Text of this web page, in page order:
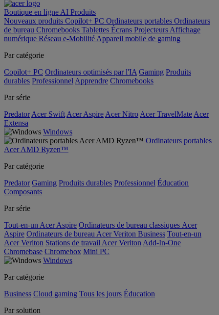
Boutique en ligne AI Produits
Nouveaux produits Copilot+ PC Ordinateurs portables Ordinateurs
de bureau Chromebooks Tablettes Écrans Projecteurs Affichage
numérique Réseau e-Mobilité Appareil mobile de gaming
Par catégorie
Copilot+ PC Ordinateurs optimisés par l'IA Gaming Produits
durables Professionnel Apprendre Chromebooks
Par série
Predator Acer Swift Acer Aspire Acer Nitro Acer TravelMate Acer
Extensa
Windows
Ordinateurs portables
Acer AMD Ryzen™
Par catégorie
Predator Gaming Produits durables Professionnel Éducation
Composants
Par série
Tout-en-un Acer Aspire Ordinateurs de bureau classiques Acer
Aspire Ordinateurs de bureau Acer Veriton Business Tout-en-un
Acer Veriton Stations de travail Acer Veriton Add-In-One
Chromebase Chromebox Mini PC
Windows
Par catégorie
Business Cloud gaming Tous les jours Éducation
Par solution